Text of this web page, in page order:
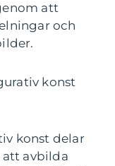
att
och
konst
konst delar
avbilda